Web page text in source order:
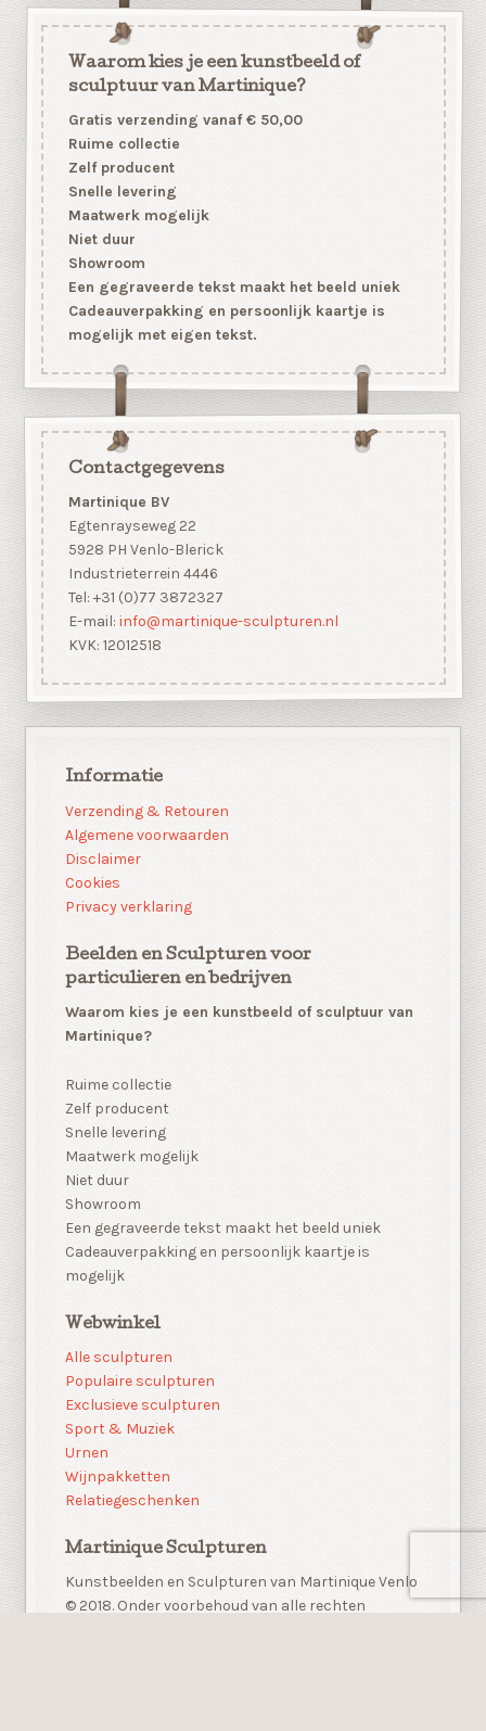
Waarom kies je een kunstbeeld of
sculptuur van Martinique?
Gratis verzending vanaf € 50,00
Ruime collectie
Zelf producent
Snelle levering
Maatwerk mogelijk
Niet duur
Showroom
Een gegraveerde tekst maakt het beeld uniek
Cadeauverpakking en persoonlijk kaartje is
mogelijk met eigen tekst.
Contactgegevens
Martinique BV
Egtenrayseweg 22
5928 PH Venlo-Blerick
Industrieterrein 4446
Tel: +31 (0)77 3872327
E-mail: info@martinique-sculpturen.nl
KVK: 12012518
Informatie
Verzending & Retouren
Algemene voorwaarden
Disclaimer
Cookies
Privacy verklaring
Beelden en Sculpturen voor
particulieren en bedrijven
Waarom kies je een kunstbeeld of sculptuur van
Martinique?
Ruime collectie
Zelf producent
Snelle levering
Maatwerk mogelijk
Niet duur
Showroom
Een gegraveerde tekst maakt het beeld uniek
Cadeauverpakking en persoonlijk kaartje is
mogelijk
Webwinkel
Alle sculpturen
Populaire sculpturen
Exclusieve sculpturen
Sport & Muziek
Urnen
Wijnpakketten
Relatiegeschenken
Martinique Sculpturen
Kunstbeelden en Sculpturen van Martinique Venlo
© 2018. Onder voorbehoud van alle rechten